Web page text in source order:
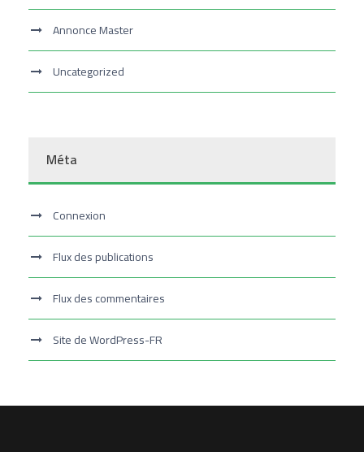
Annonce Master
Uncategorized
Méta
Connexion
Flux des publications
Flux des commentaires
Site de WordPress-FR